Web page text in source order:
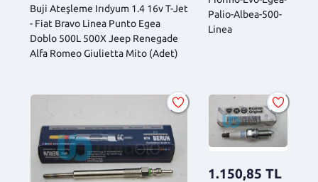
Buji Ateşleme Irıdyum 1.4 16v T-Jet
- Fiat Bravo Linea Punto Egea
Doblo 500L 500X Jeep Renegade
Alfa Romeo Giulietta Mito (Adet)
Palio-Albea-500-
Linea
1.150,85 TL